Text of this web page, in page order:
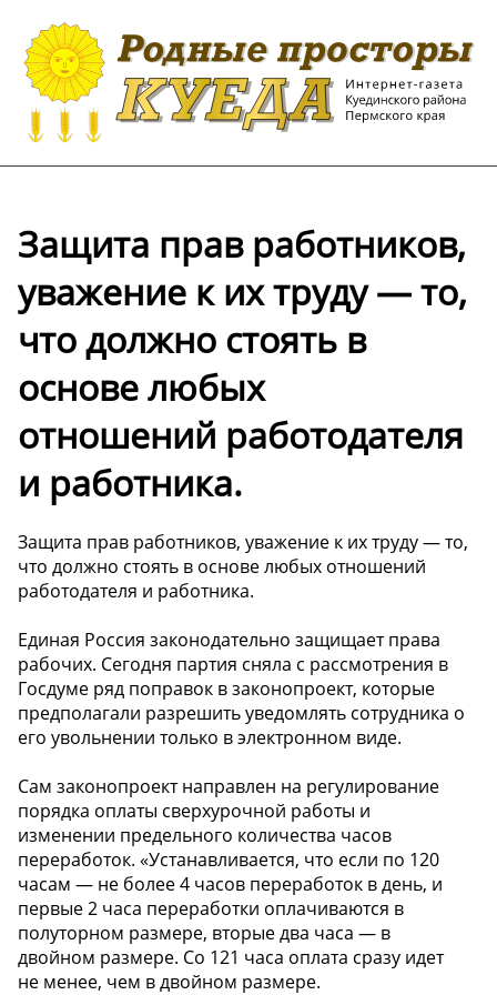
Защита прав работников,
уважение к их труду — то,
что должно стоять в
основе любых
отношений работодателя
и работника.
Защита прав работников, уважение к их труду — то,
что должно стоять в основе любых отношений
работодателя и работника.
Единая Россия законодательно защищает права
рабочих. Сегодня партия сняла с рассмотрения в
Госдуме ряд поправок в законопроект, которые
предполагали разрешить уведомлять сотрудника о
его увольнении только в электронном виде.
Сам законопроект направлен на регулирование
порядка оплаты сверхурочной работы и
изменении предельного количества часов
переработок. «Устанавливается, что если по 120
часам — не более 4 часов переработок в день, и
первые 2 часа переработки оплачиваются в
полуторном размере, вторые два часа — в
двойном размере. Со 121 часа оплата сразу идет
не менее, чем в двойном размере.